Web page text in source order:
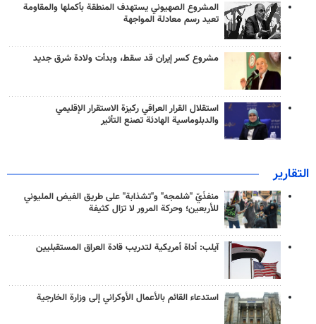
المشروع الصهيوني يستهدف المنطقة بأكملها والمقاومة
تعيد رسم معادلة المواجهة
مشروع كسر إيران قد سقط، وبدأت ولادة شرق جديد
استقلال القرار العراقي ركيزة الاستقرار الإقليمي
والدبلوماسية الهادئة تصنع التأثير
التقارير
منفذَيّ "شلمجه" و"تشذابة" على طريق الفيض المليوني
للأربعين؛ وحركة المرور لا تزال كثيفة
آيلب: أداة أمريكية لتدريب قادة العراق المستقبليين
استدعاء القائم بالأعمال الأوكراني إلى وزارة الخارجية